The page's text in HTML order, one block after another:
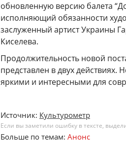
обновленную версию балета
исполняющий обязанности
заслуженный артист Украины
Киселева.
Продолжительность новой
представлен в двух действиях.
яркими и интересными для
Источник: Культурометр
Если вы заметили ошибку в тексте,
Больше по темам: Анонс